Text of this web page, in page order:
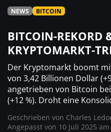
Lernen
Wo kaufen ?
Casino
NEWS BITCOIN
BITCOIN-REKORD
KRYPTOMARKT-
Der Kryptomarkt boomt
von 3,42 Billionen Dollar
angetrieben von Bitcoin
(+12 %). Droht eine
Geschrieben von Charles
Angepasst von 10 Juli 2025